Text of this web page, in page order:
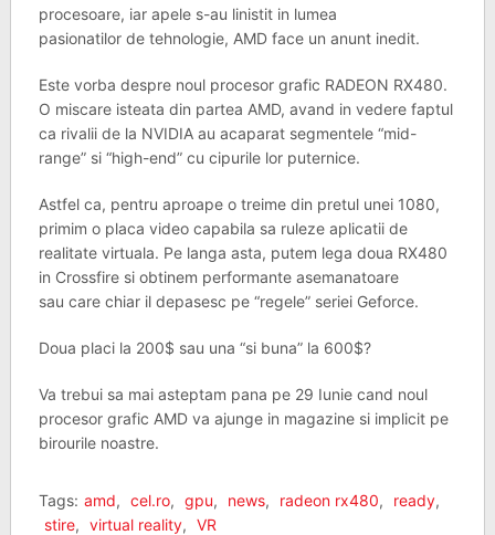
procesoare, iar apele s-au linistit in lumea
pasionatilor de tehnologie, AMD face un anunt inedit.
Este vorba despre noul procesor grafic RADEON RX480.
O miscare isteata din partea AMD, avand in vedere faptul
ca rivalii de la NVIDIA au acaparat segmentele “mid-
range” si “high-end” cu cipurile lor puternice.
Astfel ca, pentru aproape o treime din pretul unei 1080,
primim o placa video capabila sa ruleze aplicatii de
realitate virtuala. Pe langa asta, putem lega doua RX480
in Crossfire si obtinem performante asemanatoare
sau care chiar il depasesc pe “regele” seriei Geforce.
Doua placi la 200$ sau una “si buna” la 600$?
Va trebui sa mai asteptam pana pe 29 Iunie cand noul
procesor grafic AMD va ajunge in magazine si implicit pe
birourile noastre.
Tags: amd, cel.ro, gpu, news, radeon rx480, ready,
stire, virtual reality, VR